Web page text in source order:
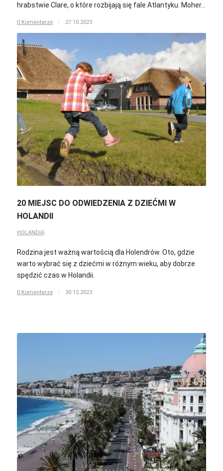
hrabstwie Clare, o które rozbijają się fale Atlantyku. Moher…
0 Komentarze / 27.10.2023
20 MIEJSC DO ODWIEDZENIA Z DZIEĆMI W
HOLANDII
HOLANDIA
Rodzina jest ważną wartością dla Holendrów. Oto, gdzie
warto wybrać się z dziećmi w różnym wieku, aby dobrze
spędzić czas w Holandii.
0 Komentarze / 30.12.2023